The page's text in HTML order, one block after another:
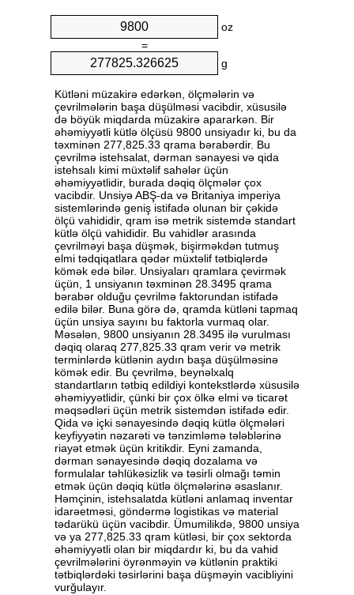
oz
=
g
Kütləni müzakirə edərkən, ölçmələrin və
çevrilmələrin başa düşülməsi vacibdir, xüsusilə
də böyük miqdarda müzakirə apararkən. Bir
əhəmiyyətli kütlə ölçüsü 9800 unsiyadır ki, bu da
təxminən 277,825.33 qrama bərabərdir. Bu
çevrilmə istehsalat, dərman sənayesi və qida
istehsalı kimi müxtəlif sahələr üçün
əhəmiyyətlidir, burada dəqiq ölçmələr çox
vacibdir. Unsiyə ABŞ-da və Britaniya imperiya
sistemlərində geniş istifadə olunan bir çəkidə
ölçü vahididir, qram isə metrik sistemdə standart
kütlə ölçü vahididir. Bu vahidlər arasında
çevrilməyi başa düşmək, bişirməkdən tutmuş
elmi tədqiqatlara qədər müxtəlif tətbiqlərdə
kömək edə bilər. Unsiyaları qramlara çevirmək
üçün, 1 unsiyanın təxminən 28.3495 qrama
bərabər olduğu çevrilmə faktorundan istifadə
edilə bilər. Buna görə də, qramda kütləni tapmaq
üçün unsiya sayını bu faktorla vurmaq olar.
Məsələn, 9800 unsiyanın 28.3495 ilə vurulması
dəqiq olaraq 277,825.33 qram verir və metrik
terminlərdə kütlənin aydın başa düşülməsinə
kömək edir. Bu çevrilmə, beynəlxalq
standartların tətbiq edildiyi kontekstlərdə xüsusilə
əhəmiyyətlidir, çünki bir çox ölkə elmi və ticarət
məqsədləri üçün metrik sistemdən istifadə edir.
Qida və içki sənayesində dəqiq kütlə ölçmələri
keyfiyyətin nəzarəti və tənzimləmə tələblərinə
riayət etmək üçün kritikdir. Eyni zamanda,
dərman sənayesində dəqiq dozalama və
formulalar təhlükəsizlik və təsirli olmağı təmin
etmək üçün dəqiq kütlə ölçmələrinə əsaslanır.
Həmçinin, istehsalatda kütləni anlamaq inventar
idarəetməsi, göndərmə logistikas və material
tədarükü üçün vacibdir. Ümumilikdə, 9800 unsiya
və ya 277,825.33 qram kütləsi, bir çox sektorda
əhəmiyyətli olan bir miqdardır ki, bu da vahid
çevrilmələrini öyrənməyin və kütlənin praktiki
tətbiqlərdəki təsirlərini başa düşməyin vacibliyini
vurğulayır.